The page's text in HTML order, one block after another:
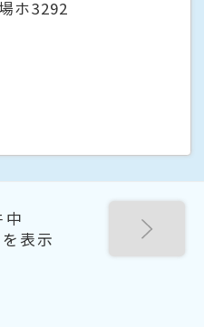
ホ3292
中
表示